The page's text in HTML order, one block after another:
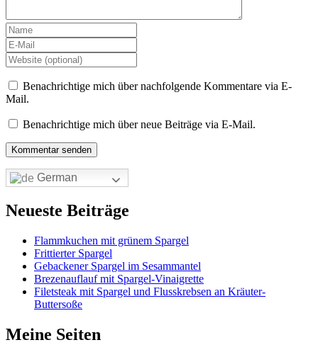
Benachrichtige mich über nachfolgende Kommentare via E-
Mail.
Benachrichtige mich über neue Beiträge via E-Mail.
German
Neueste Beiträge
Flammkuchen mit grünem Spargel
Frittierter Spargel
Gebackener Spargel im Sesammantel
Brezenauflauf mit Spargel-Vinaigrette
Filetsteak mit Spargel und Flusskrebsen an Kräuter-
Buttersoße
Meine Seiten